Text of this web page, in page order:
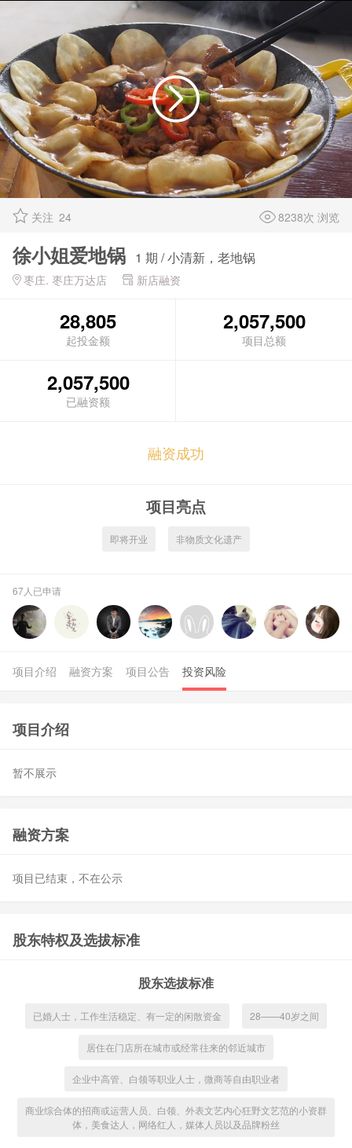
关注 24 8238次 浏览
徐小姐爱地锅 1 期 / 小清新，老地锅
枣庄. 枣庄万达店 新店融资
28,805 2,057,500
2,057,500
融资成功
项目亮点
即将开业 非物质文化遗产
67人已申请
项目介绍 融资方案 项目公告 投资风险
项目介绍
暂不展示
融资方案
项目已结束，不在公示
股东特权及选拔标准
股东选拔标准
已婚人士，工作生活稳定、有一定的闲散资金 28——40岁之间
居住在门店所在城市或经常往来的邻近城市
企业中高管、白领等职业人士，微商等自由职业者
商业综合体的招商或运营人员、白领、外表文艺内心狂野文艺范的小资群
体，美食达人，网络红人，媒体人员以及品牌粉丝